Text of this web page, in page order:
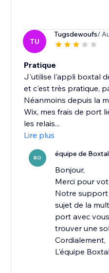
TU
Tugsdewoufs/
Pratique
J'utilise l'appli boxtal
et c'est très pratique,
Néanmoins depuis la
Wix, mes frais de port
les relais...
Lire plus
BO équipe de Boxtal
Bonjour,
Merci pour
Notre support
sujet de la
port avec
trouver une
Cordialement,
L'équipe Boxtal